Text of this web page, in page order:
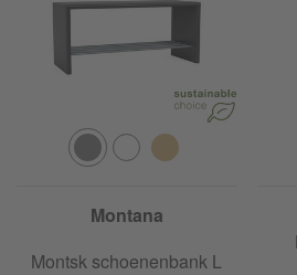
Montana
Montsk schoenenbank L